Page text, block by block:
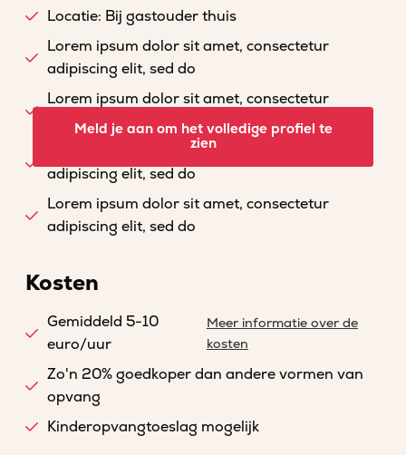
Locatie: Bij gastouder thuis
Lorem ipsum dolor sit amet, consectetur
adipiscing elit, sed do
Lorem ipsum dolor sit amet, consectetur
adipiscing elit, sed do
Lorem ipsum dolor sit amet, consectetur
adipiscing elit, sed do
Lorem ipsum dolor sit amet, consectetur
adipiscing elit, sed do
Meld je aan om het volledige profiel te
zien
Kosten
Gemiddeld 5-10
euro/uur
Meer informatie over de
kosten
Zo'n 20% goedkoper dan andere vormen van
opvang
Kinderopvangtoeslag mogelijk